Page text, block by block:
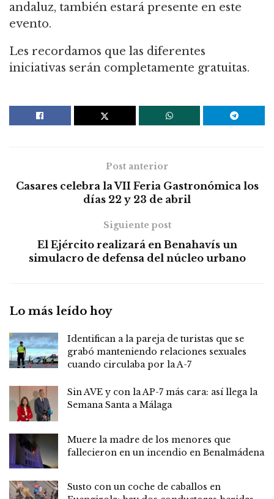
andaluz, también estará presente en este
evento.
Les recordamos que las diferentes
iniciativas serán completamente gratuitas.
Post anterior
Casares celebra la VII Feria Gastronómica los
días 22 y 23 de abril
Siguiente post
El Ejército realizará en Benahavís un
simulacro de defensa del núcleo urbano
Lo más leído hoy
Identifican a la pareja de turistas que se
grabó manteniendo relaciones sexuales
cuando circulaba por la A-7
Sin AVE y con la AP-7 más cara: así llega la
Semana Santa a Málaga
Muere la madre de los menores que
fallecieron en un incendio en Benalmádena
Susto con un coche de caballos en